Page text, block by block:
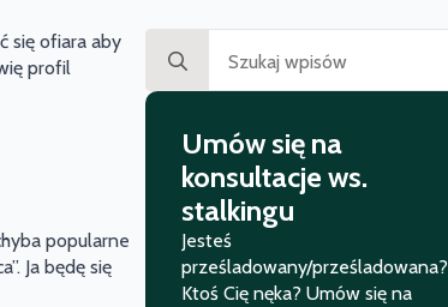
się ofiara aby
profil
popularne
Ja będę się
for:
Umów się na
konsultacje ws.
stalkingu
Jesteś
prześladowany/prześladowana?
Ktoś Cię nęka? Umów się na